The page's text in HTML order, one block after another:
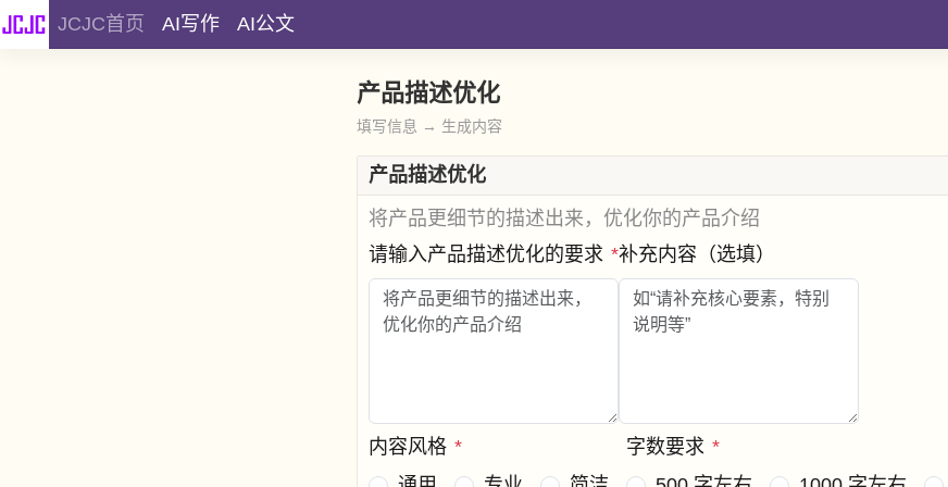
JCJC首页 AI写作 AI公文
产品描述优化
填写信息 → 生成内容
产品描述优化
将产品更细节的描述出来，优化你的产品介绍
请输入产品描述优化的要求 *补充内容（选填）
内容风格 *
字数要求 *